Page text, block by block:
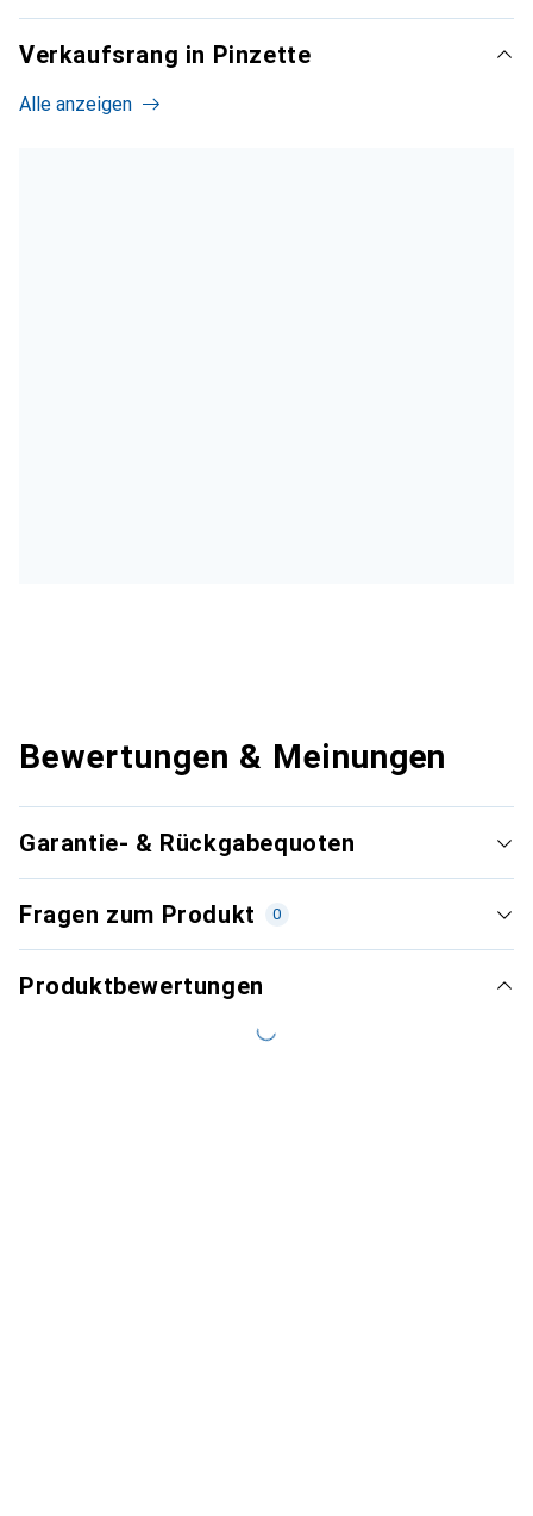
Verkaufsrang in Pinzette
Alle anzeigen
Bewertungen & Meinungen
Garantie- & Rückgabequoten
Fragen zum Produkt 0
Produktbewertungen